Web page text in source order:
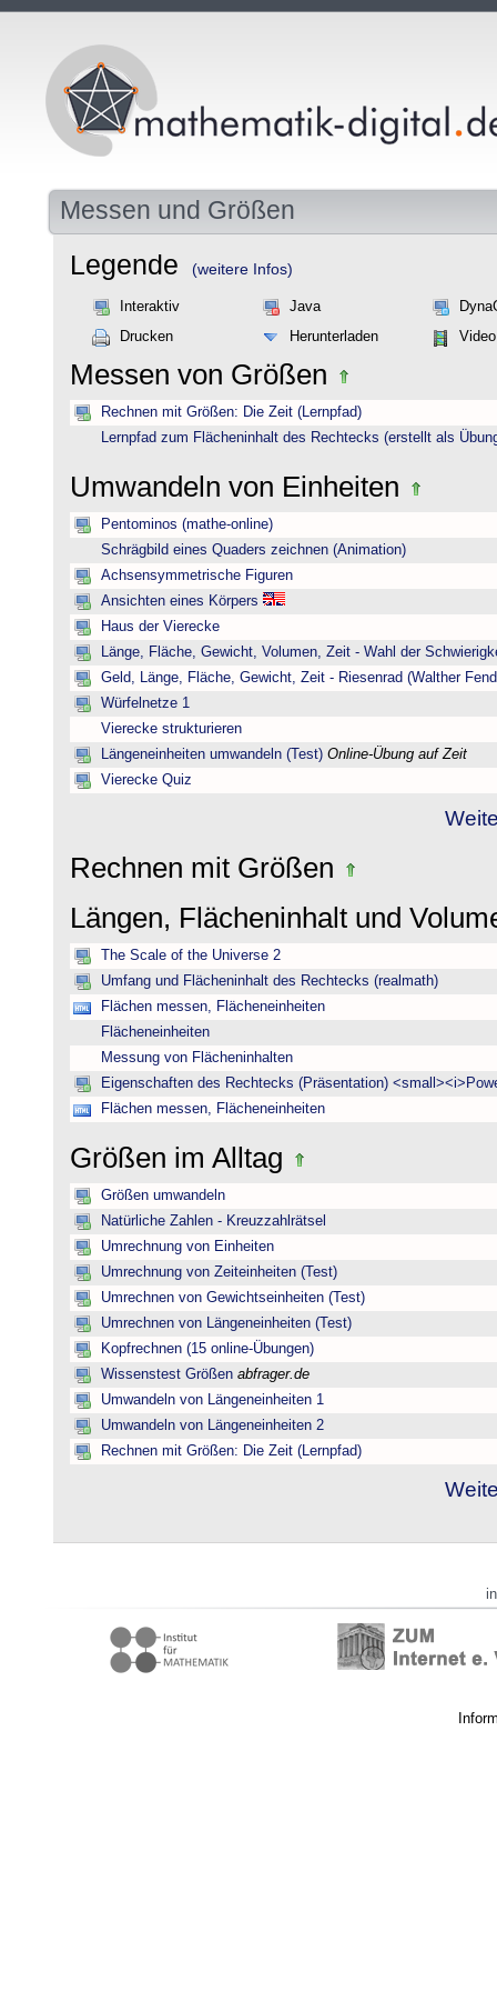
Messen und Größen
Legende (weitere Infos)
Interaktiv Java
Drucken
Herunterladen Video
Messen von Größen
Rechnen mit Größen: Die Zeit (Lernpfad)
Lernpfad zum Flächeninhalt des Rechtecks (erstellt als
Umwandeln von Einheiten
Pentominos (mathe-online)
Schrägbild eines Quaders zeichnen (Animation)
Achsensymmetrische Figuren
Ansichten eines Körpers
Haus der Vierecke
Länge, Fläche, Gewicht, Volumen, Zeit - Wahl der
Geld, Länge, Fläche, Gewicht, Zeit - Riesenrad (Walther
Würfelnetze 1
Vierecke strukturieren
Längeneinheiten umwandeln (Test) Online-Übung auf Zeit
Vierecke Quiz
Rechnen mit Größen
Längen, Flächeninhalt und
The Scale of the Universe 2
Umfang und Flächeninhalt des Rechtecks (realmath)
Flächen messen, Flächeneinheiten
Flächeneinheiten
Messung von Flächeninhalten
Eigenschaften des Rechtecks (Präsentation)
Flächen messen, Flächeneinheiten
Größen im Alltag
Größen umwandeln
Natürliche Zahlen - Kreuzzahlrätsel
Umrechnung von Einheiten
Umrechnung von Zeiteinheiten (Test)
Umrechnen von Gewichtseinheiten (Test)
Umrechnen von Längeneinheiten (Test)
Kopfrechnen (15 online-Übungen)
Wissenstest Größen abfrager.de
Umwandeln von Längeneinheiten 1
Umwandeln von Längeneinheiten 2
Rechnen mit Größen: Die Zeit (Lernpfad)